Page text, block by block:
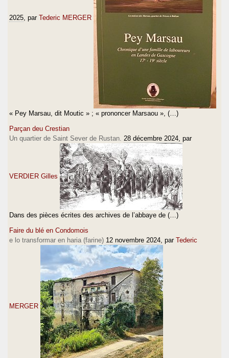
2025 , par Tederic MERGER
« Pey Marsau, dit Moutic » ; « prononcer Marsaou », (…)
Parçan deu Crestian
Un quartier de Saint Sever de Rustan. 28 décembre 2024 , par
VERDIER Gilles
Dans des pièces écrites des archives de l’abbaye de (…)
Faire du blé en Condomois
e lo transformar en haria (farine) 12 novembre 2024 , par Tederic
MERGER